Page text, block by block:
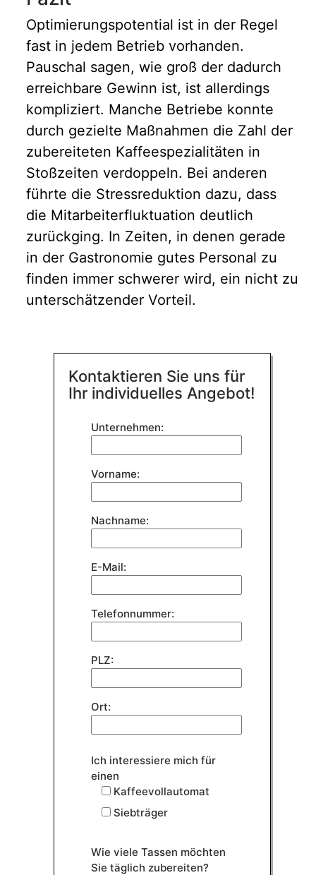
Optimierungspotential ist in der Regel
fast in jedem Betrieb vorhanden.
Pauschal sagen, wie groß der dadurch
erreichbare Gewinn ist, ist allerdings
kompliziert. Manche Betriebe konnte
durch gezielte Maßnahmen die Zahl der
zubereiteten Kaffeespezialitäten in
Stoßzeiten verdoppeln. Bei anderen
führte die Stressreduktion dazu, dass
die Mitarbeiterfluktuation deutlich
zurückging. In Zeiten, in denen gerade
in der Gastronomie gutes Personal zu
finden immer schwerer wird, ein nicht zu
unterschätzender Vorteil.
Kontaktieren Sie uns für
Ihr individuelles Angebot!
lasse
leer.
Unternehmen:
Vorname:
Nachname:
E-Mail:
Telefonnummer:
PLZ:
Ort:
Ich interessiere mich für
einen
Kaffeevollautomat
Siebträger
Wie viele Tassen möchten
Sie täglich zubereiten?